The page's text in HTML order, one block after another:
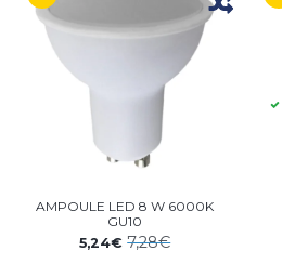
AMPOULE LED 8 W 6000K
GU10
5,24€7,28€